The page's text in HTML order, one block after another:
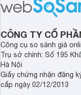
có giá bán rất hợp lý.
CÔNG TY CỔ
Công cụ so sánh giá
Trụ sở chính: Số 195
Hà Nội
Giấy chứng nhận đăng
cấp ngày 02/12/2013